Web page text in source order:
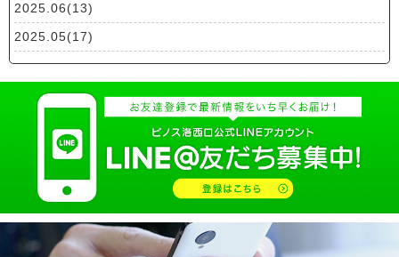
2025.06(13)
2025.05(17)
2025.04(19)
2025.03(10)
2025.01(14)
2024.12(14)
2024.10(18)